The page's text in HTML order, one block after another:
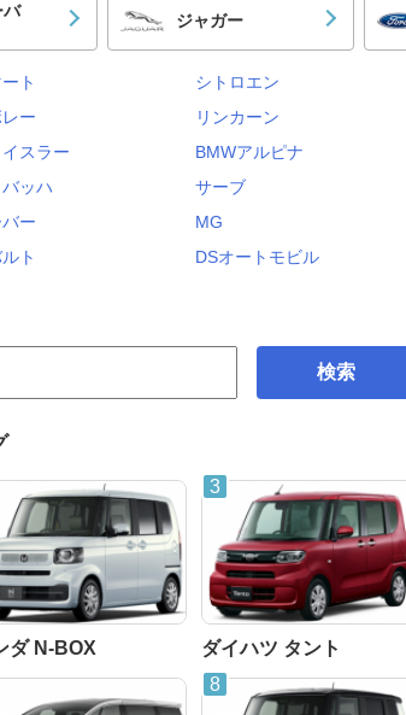
バ
ジャガー
ト シトロエン
ー リンカーン
スラー BMWアルピナ
ッハ サーブ
ー MG
ト DSオートモビル
検索
ダ N-BOX ダイハツ タント